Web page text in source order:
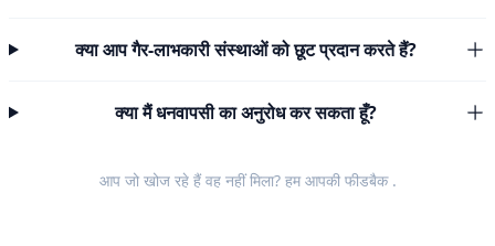
क्या आप गैर-लाभकारी संस्थाओं को छूट प्रदान करते हैं?
क्या मैं धनवापसी का अनुरोध कर सकता हूँ?
आप जो खोज रहे हैं वह नहीं मिला? हम आपकी फीडबैक.